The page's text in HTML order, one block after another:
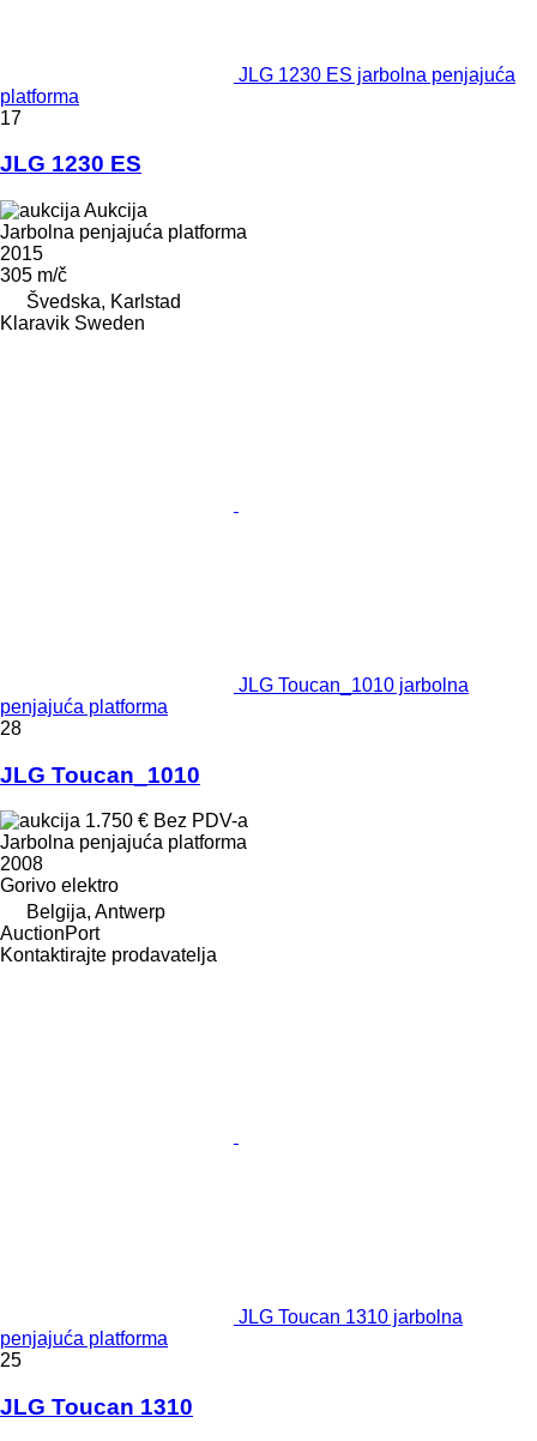
JLG 1230 ES jarbolna penjajuća
platforma
17
JLG 1230 ES
Aukcija
Jarbolna penjajuća platforma
2015
305 m/č
Švedska, Karlstad
Klaravik Sweden
JLG Toucan_1010 jarbolna
penjajuća platforma
28
JLG Toucan_1010
1.750 € Bez PDV-a
Jarbolna penjajuća platforma
2008
Gorivo elektro
Belgija, Antwerp
AuctionPort
Kontaktirajte prodavatelja
JLG Toucan 1310 jarbolna
penjajuća platforma
25
JLG Toucan 1310